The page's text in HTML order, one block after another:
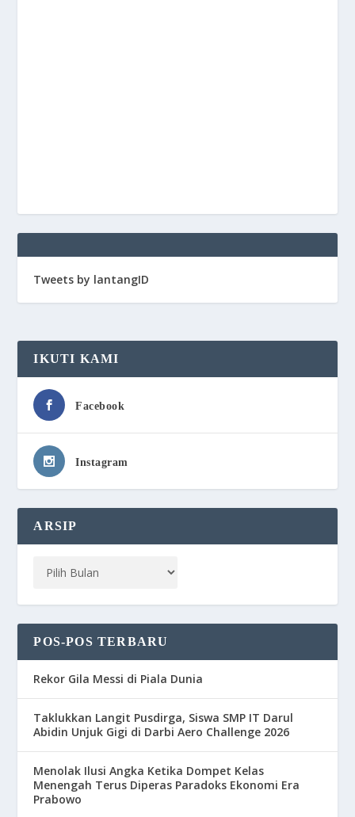
Tweets by lantangID
IKUTI KAMI
Facebook
Instagram
ARSIP
POS-POS TERBARU
Rekor Gila Messi di Piala Dunia
Taklukkan Langit Pusdirga, Siswa SMP IT Darul
Abidin Unjuk Gigi di Darbi Aero Challenge 2026
Menolak Ilusi Angka Ketika Dompet Kelas
Menengah Terus Diperas Paradoks Ekonomi Era
Prabowo